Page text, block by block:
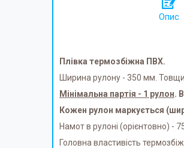
Опис
Плівка термозбіжна ПВХ.
Ширина рулону - 350 мм.
Мінімальна партія - 1 рулон.
Кожен рулон маркується
Намот в рулоні (орієнтовно) -
Головна властивість